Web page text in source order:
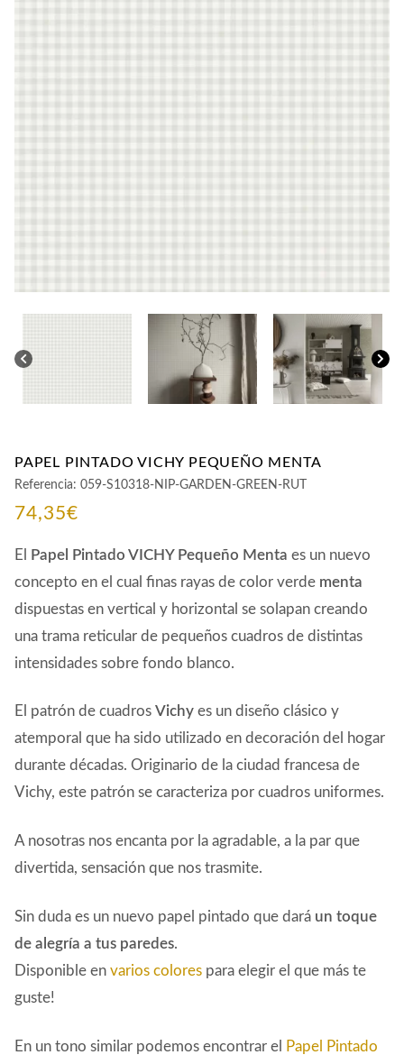
PAPEL PINTADO VICHY PEQUEÑO MENTA
Referencia: 059-S10318-NIP-GARDEN-GREEN-RUT
74,35€
El Papel Pintado VICHY Pequeño Menta es un nuevo
concepto en el cual finas rayas de color verde menta
dispuestas en vertical y horizontal se solapan creando
una trama reticular de pequeños cuadros de distintas
intensidades sobre fondo blanco.
El patrón de cuadros Vichy es un diseño clásico y
atemporal que ha sido utilizado en decoración del hogar
durante décadas. Originario de la ciudad francesa de
Vichy, este patrón se caracteriza por cuadros uniformes.
A nosotras nos encanta por la agradable, a la par que
divertida, sensación que nos trasmite.
Sin duda es un nuevo papel pintado que dará un toque
de alegría a tus paredes.
Disponible en varios colores para elegir el que más te
guste!
En un tono similar podemos encontrar el
Papel Pintado